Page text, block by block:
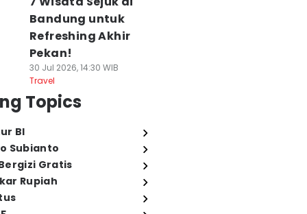
Bandung untuk
Refreshing Akhir
Pekan!
30 Jul 2026, 14:30 WIB
Travel
Topics
BI
Subianto
Gratis
Rupiah